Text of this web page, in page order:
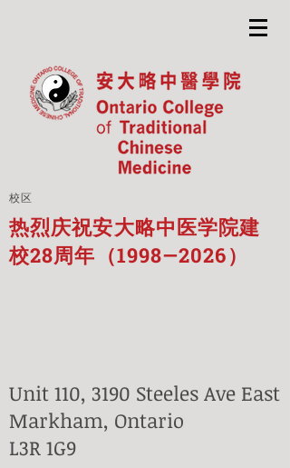
校区
热烈庆祝安大略中医学院建
校28周年（1998—2026）
Unit 110, 3190 Steeles Ave East
Markham, Ontario
L3R 1G9